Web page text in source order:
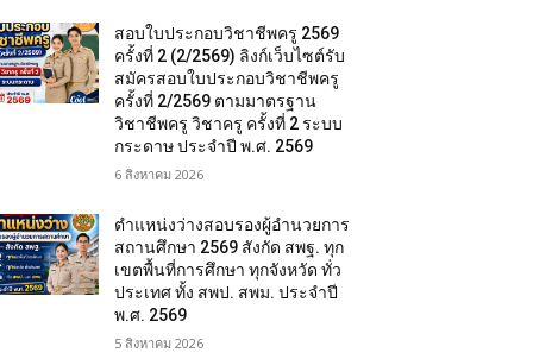
สอบใบประกอบวิชาชีพครู 2569
ครั้งที่ 2 (2/2569) ลิงก์เว็บไซต์รับ
สมัครสอบใบประกอบวิชาชีพครู
ครั้งที่ 2/2569 ตามมาตรฐาน
วิชาชีพครู วิชาครู ครั้งที่ 2 ระบบ
กระดาษ ประจำปี พ.ศ. 2569
6 สิงหาคม 2026
ตำแหน่งว่างสอบรองผู้อำนวยการ
สถานศึกษา 2569 สังกัด สพฐ. ทุก
เขตพื้นที่การศึกษา ทุกจังหวัด ทั่ว
ประเทศ ทั้ง สพป. สพม. ประจำปี
พ.ศ. 2569
5 สิงหาคม 2026